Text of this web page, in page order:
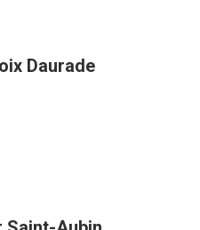
Daurade